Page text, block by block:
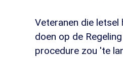
Veteranen die letsel
doen op de
procedure zou 'te